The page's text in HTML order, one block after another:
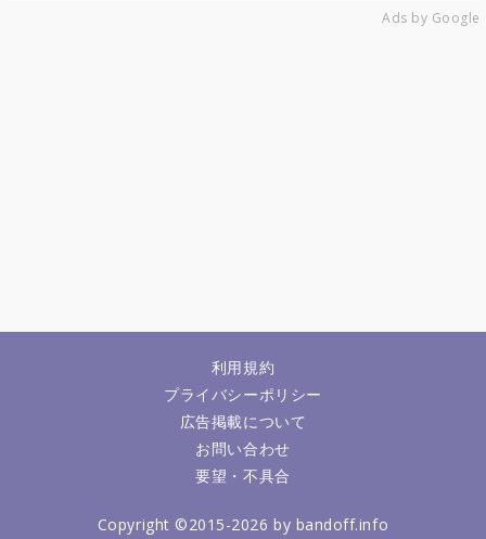
Ads by Google
利用規約
プライバシーポリシー
広告掲載について
お問い合わせ
要望・不具合
Copyright ©2015-2026 by bandoff.info